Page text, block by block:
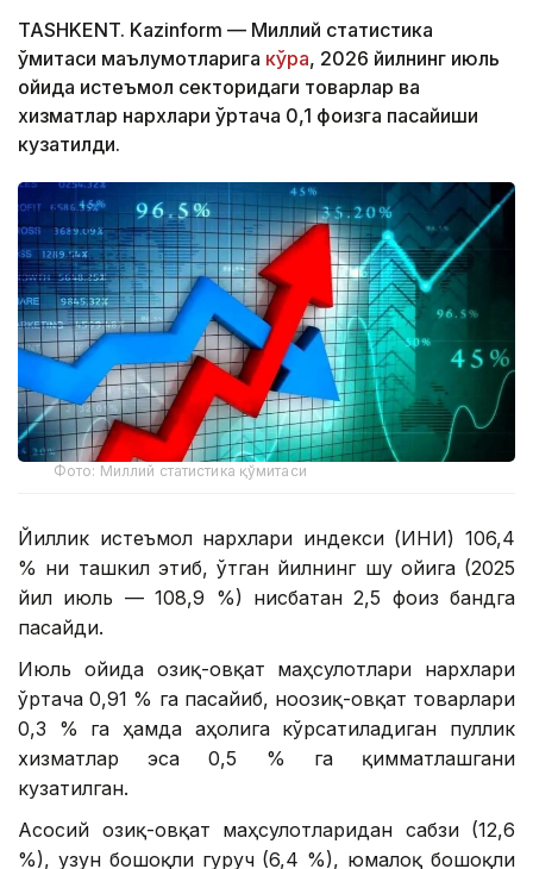
TASHKENT. Kazinform — Миллий статистика
қўмитаси маълумотларига кўра, 2026 йилнинг июль
ойида истеъмол секторидаги товарлар ва
хизматлар нархлари ўртача 0,1 фоизга пасайиши
кузатилди.
Фото: Миллий статистика қўмитаси
Йиллик истеъмол нархлари индекси (ИНИ) 106,4
% ни ташкил этиб, ўтган йилнинг шу ойига (2025
йил июль — 108,9 %) нисбатан 2,5 фоиз бандга
пасайди.
Июль ойида озиқ-овқат маҳсулотлари нархлари
ўртача 0,91 % га пасайиб, ноозиқ-овқат товарлари
0,3 % га ҳамда аҳолига кўрсатиладиган пуллик
хизматлар эса 0,5 % га қимматлашгани
кузатилган.
Асосий озиқ-овқат маҳсулотларидан сабзи (12,6
%), узун бошоқли гуруч (6,4 %), юмалоқ бошоқли